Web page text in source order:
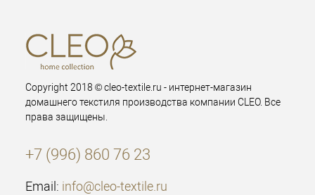
Copyright 2018 © cleo-textile.ru - интернет-магазин
домашнего текстиля производства компании CLEO. Все
права защищены.
+7 (996) 860 76 23
Email: info@cleo-textile.ru